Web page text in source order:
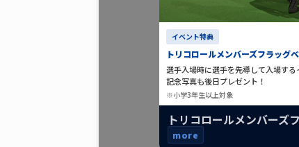
イベント特典
トリコロールメンバーズフラッグ
選手入場時に選手を先導して入場する
記念写真も後日プレゼント！
※小学3年生以上対象
トリコロールメンバーズ
more